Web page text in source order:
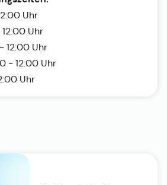
Uhr
Uhr
12:00 Uhr
- 12:00 Uhr
Uhr